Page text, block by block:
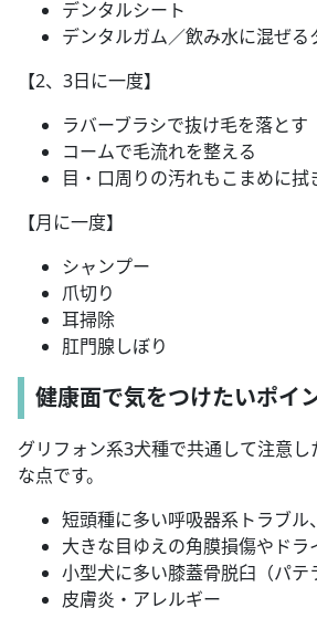
デンタルシート
デンタルガム／飲み水に混ぜる
【2、3日に一度】
ラバーブラシで抜け毛を落とす
コームで毛流れを整える
目・口周りの汚れもこまめに拭
【月に一度】
シャンプー
爪切り
耳掃除
肛門腺しぼり
健康面で気をつけたいポイ
グリフォン系3犬種で共通して注意し
な点です。
短頭種に多い呼吸器系トラブル
大きな目ゆえの角膜損傷やドラ
小型犬に多い膝蓋骨脱臼（パテ
皮膚炎・アレルギー